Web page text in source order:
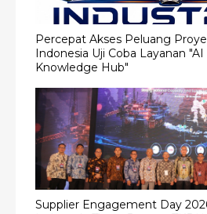
Percepat Akses Peluang
Indonesia Uji Coba Layanan
Knowledge Hub"
Supplier Engagement Day